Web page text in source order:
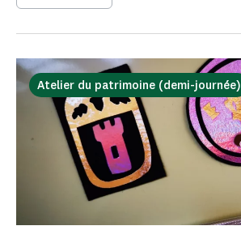
Atelier du patrimoine (demi-journée)